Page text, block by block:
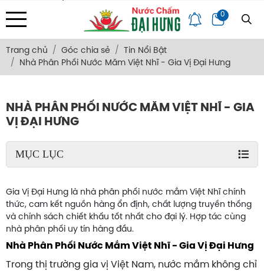
Địa chỉ: 133/34 Văn Thân, Phường Bình Tiên, Tp. HCM
Trang Chủ
Giới Thiệu Bảng Giá Góc Chia Sẻ
Hỏi Đáp
0
Trang chủ Góc chia sẻ
Tin Nổi Bật
Nhà Phân Phối Nước Măm Việt Nhĩ - Gia Vị Đại Hưng
NHÀ PHÂN PHỐI NƯỚC MĂM VIỆT NHĨ - GIA
VỊ ĐẠI HƯNG
MỤC LỤC
Gia Vị Đại Hưng là nhà phân phối nước mắm Việt Nhĩ chính
thức, cam kết nguồn hàng ổn định, chất lượng truyền thống
và chính sách chiết khấu tốt nhất cho đại lý. Hợp tác cùng
nhà phân phối uy tín hàng đầu.
Nhà Phân Phối Nước Mắm Việt Nhĩ - Gia Vị Đại Hưng
Trong thị trường gia vị Việt Nam, nước mắm không chỉ